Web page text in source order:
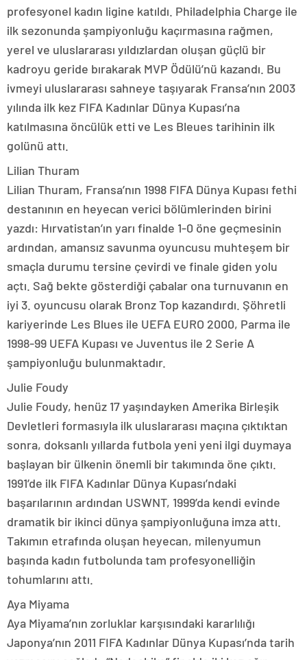
profesyonel kadın ligine katıldı. Philadelphia Charge ile
ilk sezonunda şampiyonluğu kaçırmasına rağmen,
yerel ve uluslararası yıldızlardan oluşan güçlü bir
kadroyu geride bırakarak MVP Ödülü’nü kazandı. Bu
ivmeyi uluslararası sahneye taşıyarak Fransa’nın 2003
yılında ilk kez FIFA Kadınlar Dünya Kupası’na
katılmasına öncülük etti ve Les Bleues tarihinin ilk
golünü attı.
Lilian Thuram
Lilian Thuram, Fransa’nın 1998 FIFA Dünya Kupası fethi
destanının en heyecan verici bölümlerinden birini
yazdı: Hırvatistan’ın yarı finalde 1-0 öne geçmesinin
ardından, amansız savunma oyuncusu muhteşem bir
smaçla durumu tersine çevirdi ve finale giden yolu
açtı. Sağ bekte gösterdiği çabalar ona turnuvanın en
iyi 3. oyuncusu olarak Bronz Top kazandırdı. Şöhretli
kariyerinde Les Blues ile UEFA EURO 2000, Parma ile
1998-99 UEFA Kupası ve Juventus ile 2 Serie A
şampiyonluğu bulunmaktadır.
Julie Foudy
Julie Foudy, henüz 17 yaşındayken Amerika Birleşik
Devletleri formasıyla ilk uluslararası maçına çıktıktan
sonra, doksanlı yıllarda futbola yeni yeni ilgi duymaya
başlayan bir ülkenin önemli bir takımında öne çıktı.
1991’de ilk FIFA Kadınlar Dünya Kupası’ndaki
başarılarının ardından USWNT, 1999’da kendi evinde
dramatik bir ikinci dünya şampiyonluğuna imza attı.
Takımın etrafında oluşan heyecan, milenyumun
başında kadın futbolunda tam profesyonelliğin
tohumlarını attı.
Aya Miyama
Aya Miyama’nın zorluklar karşısındaki kararlılığı
Japonya’nın 2011 FIFA Kadınlar Dünya Kupası’nda tarih